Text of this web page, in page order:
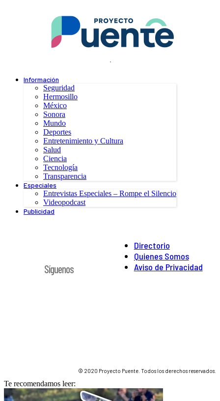
.
Información
Seguridad
Hermosillo
México
Sonora
Mundo
Deportes
Entretenimiento y Cultura
Salud
Ciencia
Tecnología
Transparencia
Especiales
Entrevistas Especiales – Rompe el Silencio
Videopodcast
Publicidad
Directorio
Quienes Somos
Aviso de Privacidad
Síguenos
© 2020 Proyecto Puente. Todos los derechos reservados.
Te recomendamos leer: